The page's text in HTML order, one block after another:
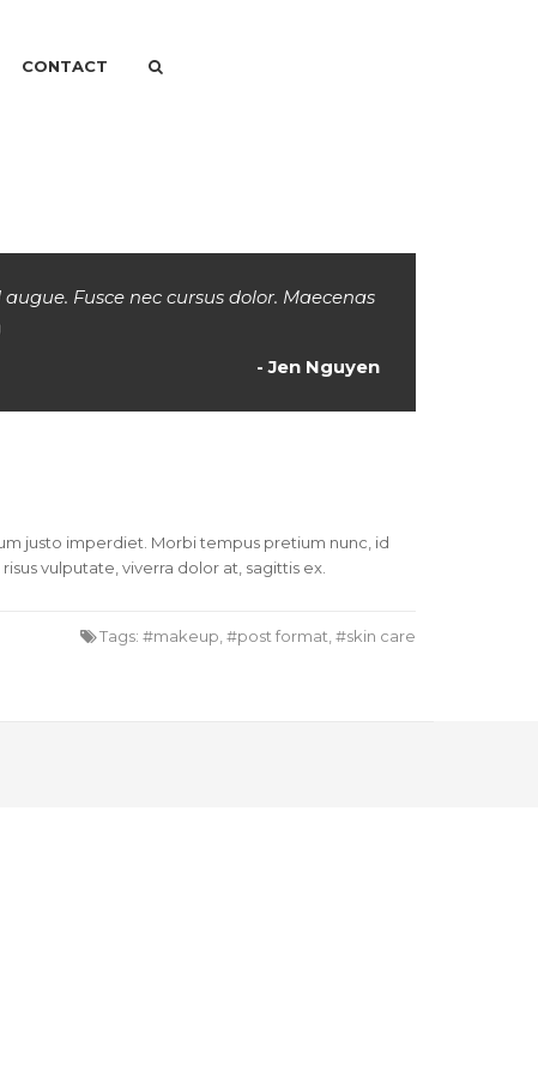
CONTACT
Fusce nec cursus dolor. Maecenas
- Jen Nguyen
justo imperdiet. Morbi tempus pretium nunc, id
vulputate, viverra dolor at, sagittis ex.
Tags: makeup post format skin care